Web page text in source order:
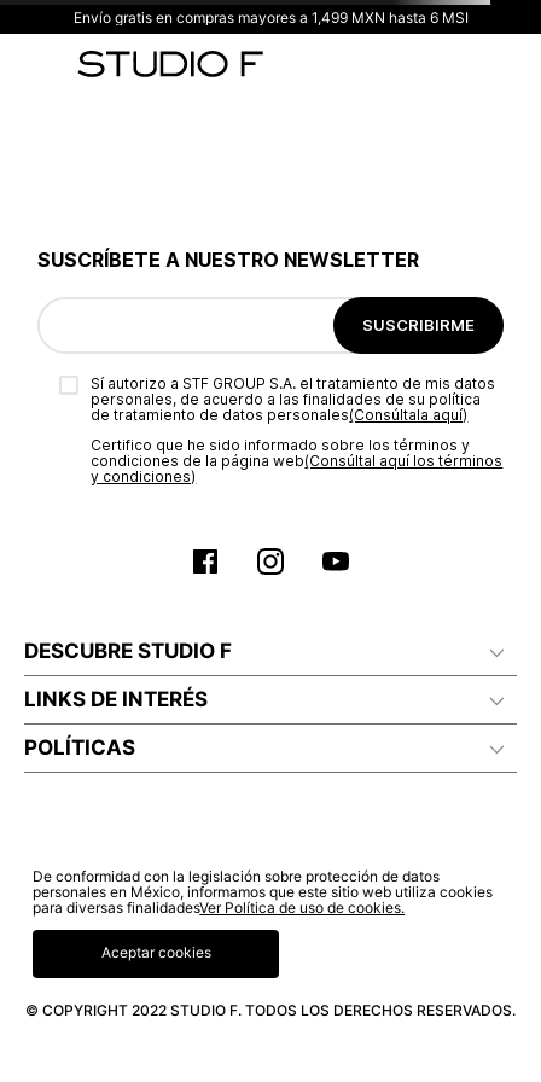
Envío gratis en compras mayores a 1,499 MXN hasta 6 MSI
SUSCRÍBETE A NUESTRO NEWSLETTER
SUSCRIBIRME
Sí autorizo a STF GROUP S.A. el tratamiento de mis datos
personales, de acuerdo a las finalidades de su política
de tratamiento de datos personales‎(Consúltala aquí)
Certifico que he sido informado sobre los términos y
condiciones de la página web‎(Consúltal aquí los términos
y condiciones)
DESCUBRE STUDIO F
LINKS DE INTERÉS
POLÍTICAS
© COPYRIGHT 2022 STUDIO F. TODOS LOS DERECHOS RESERVADOS.
De conformidad con la legislación sobre protección de datos
personales en México, informamos que este sitio web utiliza cookies
para diversas finalidadesVer Política de uso de cookies.
Aceptar cookies